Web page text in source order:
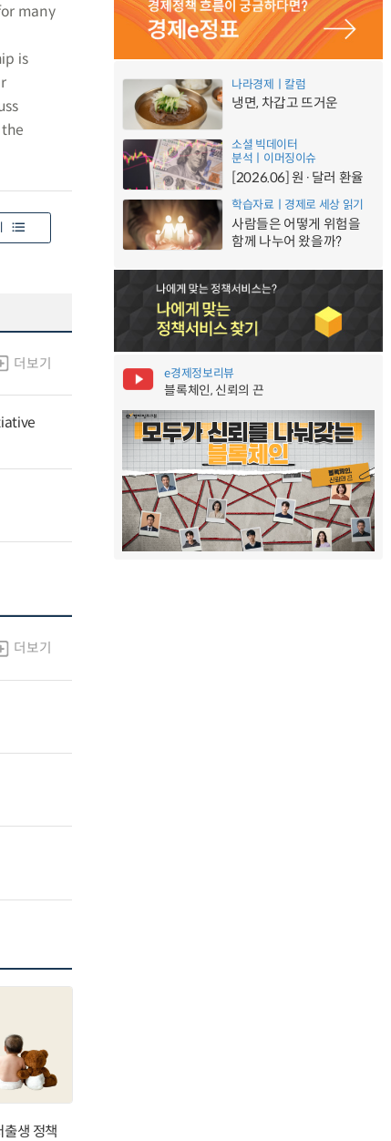
many
is
더보기
더보기
생 정책
나라경제ㅣ칼럼
냉면, 차갑고 뜨거운
소셜 빅데이터
분석ㅣ이머징이슈
[2026.06] 원·달러 환율
학습자료ㅣ경제로 세상 읽기
사람들은 어떻게 위험을
함께 나누어 왔을까?
e경제정보리뷰
블록체인, 신뢰의 끈